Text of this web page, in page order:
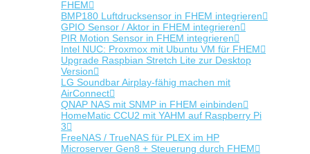
FHEM
BMP180 Luftdrucksensor in FHEM integrieren
GPIO Sensor / Aktor in FHEM integrieren
PIR Motion Sensor in FHEM integrieren
Intel NUC: Proxmox mit Ubuntu VM für FHEM
Upgrade Raspbian Stretch Lite zur Desktop
Version
LG Soundbar Airplay-fähig machen mit
AirConnect
QNAP NAS mit SNMP in FHEM einbinden
HomeMatic CCU2 mit YAHM auf Raspberry Pi
3
FreeNAS / TrueNAS für PLEX im HP
Microserver Gen8 + Steuerung durch FHEM